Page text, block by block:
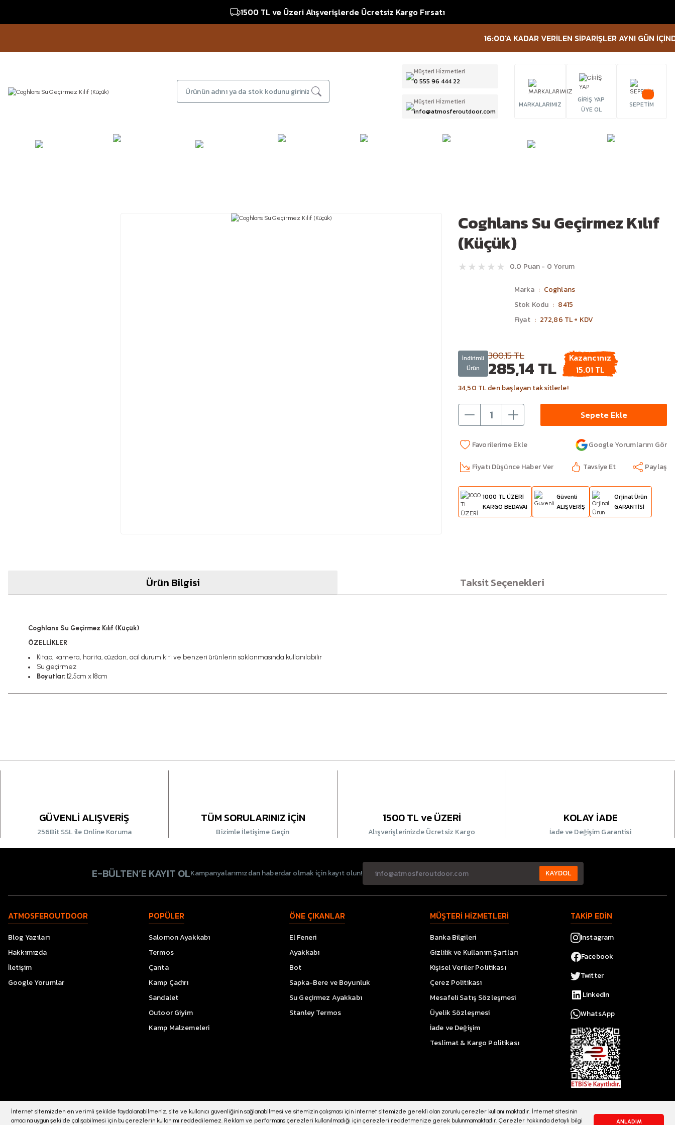
İnternet sitemizden en verimli şekilde faydalanabilmeniz, site ve kullanıcı güvenliğinin sağlanabilmesi ve sitemizin çalışması için internet sitemizde gerekli olan zorunlu çerezler kullanılmaktadır. İnternet sitesinin
amacına uygun şekilde çalışabilmesi için bu çerezlerin kullanımı reddedilemez. Reklam ve performans çerezleri kullanılmadığı için çerezleri reddetmenize gerek bulunmamaktadır. Çerezler hakkında detaylı bilgi
ANLADIM
1500 TL ve Üzeri Alışverişlerde Ücretsiz Kargo Fırsatı
16:00'A KADAR VERİLEN SİPARİŞLER AYNI GÜN İÇİNDE
Müşteri Hi̇zmetleri
0 555 96 444 22
Müşteri Hi̇zmetleri
info@atmosferoutdoor.com
MARKALARIMIZ
GİRİŞ YAP
ÜYE OL
SEPETİM
Coghlans Su Geçirmez Kılıf
(Küçük)
0.0 Puan - 0 Yorum
Marka
Coghlans
Stok Kodu
8415
Fiyat
272,86 TL + KDV
İndirimli
Ürün
300,15 TL
285,14 TL
Kazancınız
15.01 TL
34,50 TL den başlayan taksitlerle!
Sepete Ekle
Google Yorumlarını Gör
Fiyatı Düşünce Haber Ver Tavsiye Et Paylaş
1000 TL ÜZERİ
KARGO BEDAVA!
Güvenli
ALIŞVERİŞ
Orjinal Ürün
GARANTİSİ
Ürün Bilgisi Taksit Seçenekleri
Coghlans Su Geçirmez Kılıf (Küçük)
ÖZELLİKLER
Kitap, kamera, harita, cüzdan, acil durum kiti ve benzeri ürünlerin saklanmasında kullanılabilir
Su geçirmez
Boyutlar:12,5cm x 18cm
GÜVENLİ ALIŞVERİŞ
256Bit SSL ile Online Koruma
TÜM SORULARINIZ İÇİN
Bizimle İletişime Geçin
1500 TL ve ÜZERİ
Alışverişlerinizde Ücretsiz Kargo
KOLAY İADE
İade ve Değişim Garantisi
E-BÜLTEN’E KAYIT OLKampanyalarımızdan haberdar olmak için kayıt olun! KAYDOL
ATMOSFEROUTDOOR
Blog Yazıları
Hakkımızda
İletişim
Google Yorumlar
POPÜLER
Salomon Ayakkabı
Termos
Çanta
Kamp Çadırı
Sandalet
Outoor Giyim
Kamp Malzemeleri
ÖNE ÇIKANLAR
El Feneri
Ayakkabı
Bot
Sapka-Bere ve Boyunluk
Su Geçirmez Ayakkabı
Stanley Termos
MÜŞTERİ HİZMETLERİ
Banka Bilgileri
Gizlilik ve Kullanım Şartları
Kişisel Veriler Politikası
Çerez Politikası
Mesafeli Satış Sözleşmesi
Üyelik Sözleşmesi
İade ve Değişim
Teslimat & Kargo Politikası
TAKİP EDİN
Instagram
Facebook
Twitter
LinkedIn
WhatsApp
© 2023 atmosferoutdoor.com Her Hakkı Saklıdır. Kredi kartı bilgileriniz 256bit SSL sertifikası ile korunmaktadır.